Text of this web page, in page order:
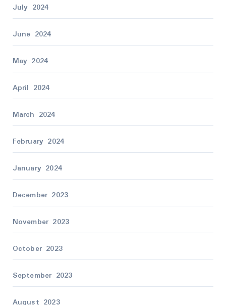
July 2024
June 2024
May 2024
April 2024
March 2024
February 2024
January 2024
December 2023
November 2023
October 2023
September 2023